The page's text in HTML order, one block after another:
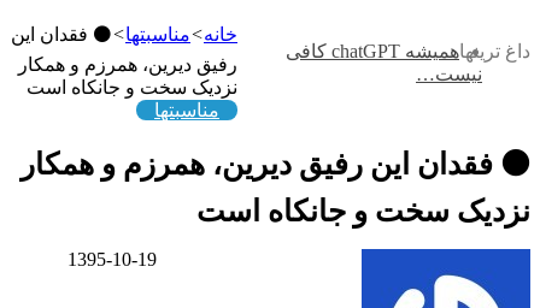
داغ ترینها
همیشه chatGPT کافی
نیست…
خانه>مناسبتها>⚫️ فقدان این
رفیق دیرین، همرزم و همکار
نزدیک سخت و جانکاه است
مناسبتها
⚫️ فقدان این رفیق دیرین، همرزم و همکار
نزدیک سخت و جانکاه است
1395-10-19